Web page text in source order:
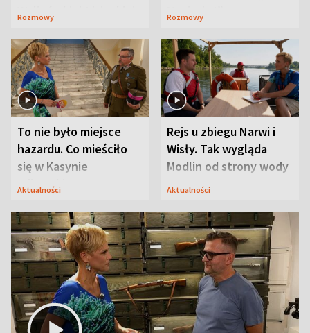
Waligórskiej-Lisieckiej.
Rozmowy
Maciusiu I”
Rozmowy
To nie było miejsce
hazardu. Co mieściło
się w Kasynie
Oficerskim?
Aktualności
Rejs u zbiegu Narwi i
Wisły. Tak wygląda
Modlin od strony wody
Aktualności